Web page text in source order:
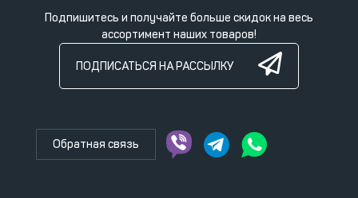
Подпишитесь и получайте больше скидок на весь
ассортимент наших товаров!
ПОДПИСАТЬСЯ НА РАССЫЛКУ
Обратная связь